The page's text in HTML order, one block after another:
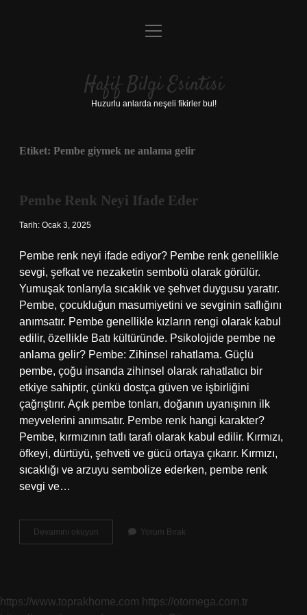
Anasayfa
Yasal Uyarı
menüyü
Hafif Bilgi Esintisi
Huzurlu anlarda neşeli fikirler bul!
Etiket: Pembe giymek ne anlama gelir
Pembe Renk Neyi Ifade Eder
Tarih: Ocak 3, 2025
Pembe renk neyi ifade ediyor? Pembe renk genellikle
sevgi, şefkat ve nezaketin sembolü olarak görülür.
Yumuşak tonlarıyla sıcaklık ve şehvet duygusu yaratır.
Pembe, çocukluğun masumiyetini ve sevginin saflığını
anımsatır. Pembe genellikle kızların rengi olarak kabul
edilir, özellikle Batı kültüründe. Psikolojide pembe ne
anlama gelir? Pembe: Zihinsel rahatlama. Güçlü
pembe, çoğu insanda zihinsel olarak rahatlatıcı bir
etkiye sahiptir, çünkü dostça güven ve işbirliğini
çağrıştırır. Açık pembe tonları, doğanın uyanışının ilk
meyvelerini anımsatır. Pembe renk hangi karakter?
Pembe, kırmızının tatlı tarafı olarak kabul edilir. Kırmızı,
öfkeyi, dürtüyü, şehveti ve gücü ortaya çıkarır. Kırmızı,
sıcaklığı ve arzuyu sembolize ederken, pembe renk
sevgi ve…
Devamını okuyun
Renk
Yorum Bırak
https://www.toprakhome.com https://otomega.com.tr